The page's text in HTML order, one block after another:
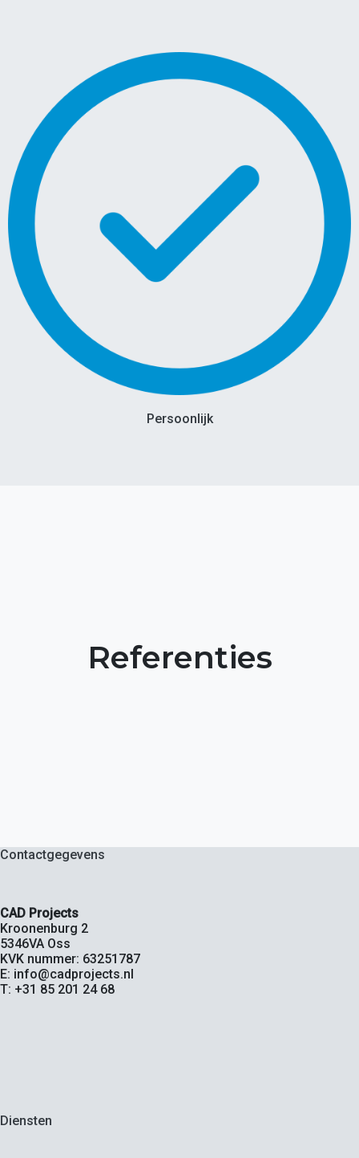
Persoonlijk
Referenties
Contactgegevens
CAD Projects
Kroonenburg 2
5346VA Oss
KVK nummer: 63251787
E: info@cadprojects.nl
T: +31 85 201 24 68
Diensten